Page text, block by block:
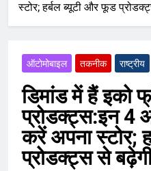
स्‍टोर; हर्बल ब्‍यूटी और फूड
ऑटोमोबाइल तकनीक राष्ट्रीय
डिमांड में हैं इको
प्रोडक्‍ट्स:इन 4
करें अपना स्‍टोर;
प्रोडक्‍ट्स से